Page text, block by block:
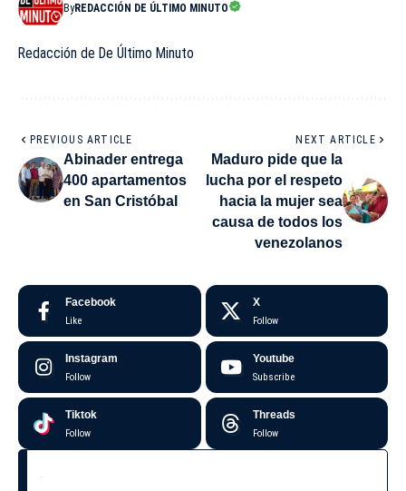
ByREDACCIÓN DE ÚLTIMO MINUTO
Redacción de De Último Minuto
PREVIOUS ARTICLE
Abinader entrega
400 apartamentos
en San Cristóbal
NEXT ARTICLE
Maduro pide que la
lucha por el respeto
hacia la mujer sea
causa de todos los
venezolanos
Facebook
Like
X
Follow
Instagram
Follow
Youtube
Subscribe
Tiktok
Follow
Threads
Follow